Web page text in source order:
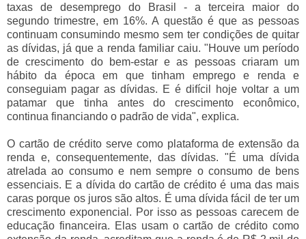
taxas de desemprego do Brasil - a terceira maior do
segundo trimestre, em 16%. A questão é que as pessoas
continuam consumindo mesmo sem ter condições de quitar
as dívidas, já que a renda familiar caiu. "Houve um período
de crescimento do bem-estar e as pessoas criaram um
hábito da época em que tinham emprego e renda e
conseguiam pagar as dívidas. E é difícil hoje voltar a um
patamar que tinha antes do crescimento econômico,
continua financiando o padrão de vida", explica.
O cartão de crédito serve como plataforma de extensão da
renda e, consequentemente, das dívidas. "É uma dívida
atrelada ao consumo e nem sempre o consumo de bens
essenciais. E a dívida do cartão de crédito é uma das mais
caras porque os juros são altos. É uma dívida fácil de ter um
crescimento exponencial. Por isso as pessoas carecem de
educação financeira. Elas usam o cartão de crédito como